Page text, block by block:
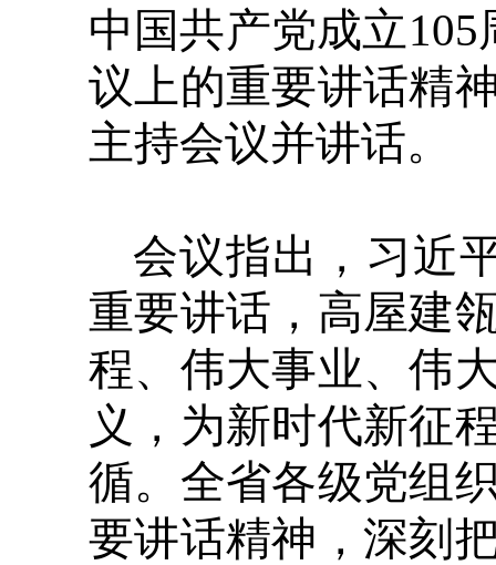
中国共产党成立
议上的重要讲话精
主持会议并讲话。
会议指出，习近
重要讲话，高屋建
程、伟大事业、伟
义，为新时代新征
循。全省各级党组
要讲话精神，深刻